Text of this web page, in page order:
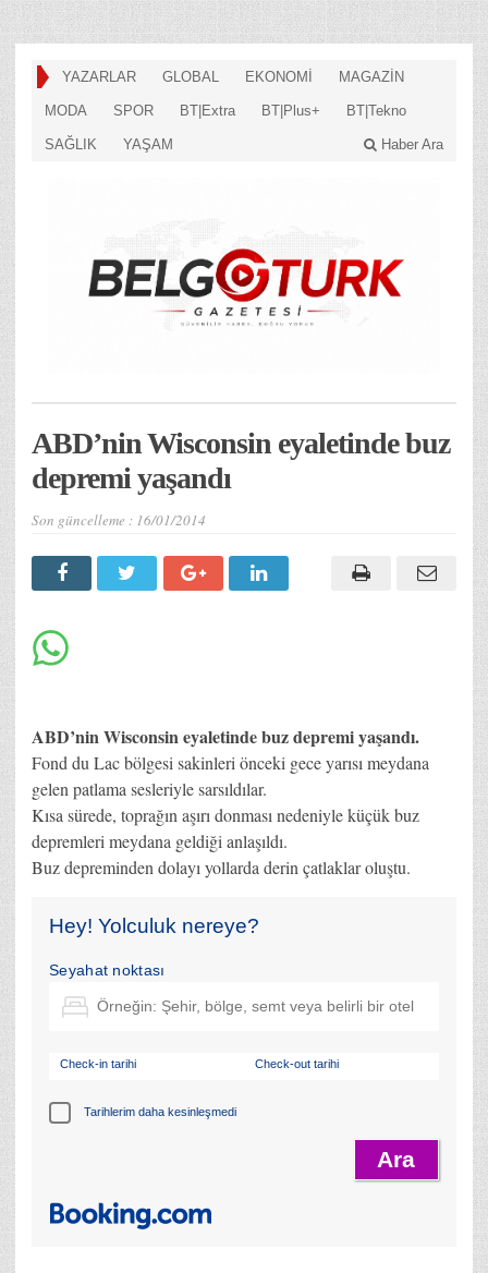
YAZARLAR GLOBAL EKONOMİ MAGAZİN
MODA SPOR BT|Extra BT|Plus+ BT|Tekno
SAĞLIK YAŞAM Haber Ara
ABD’nin Wisconsin eyaletinde buz
depremi yaşandı
Son güncelleme : 16/01/2014
ABD’nin Wisconsin eyaletinde buz depremi yaşandı.
Fond du Lac bölgesi sakinleri önceki gece yarısı meydana
gelen patlama sesleriyle sarsıldılar.
Kısa sürede, toprağın aşırı donması nedeniyle küçük buz
depremleri meydana geldiği anlaşıldı.
Buz depreminden dolayı yollarda derin çatlaklar oluştu.
Hey! Yolculuk nereye?
Seyahat noktası
Check-in tarihi Check-out tarihi
Tarihlerim daha kesinleşmedi